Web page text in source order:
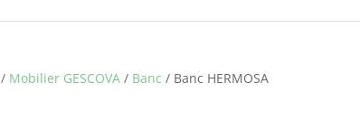
/ Mobilier GESCOVA / Banc / Banc HERMOSA